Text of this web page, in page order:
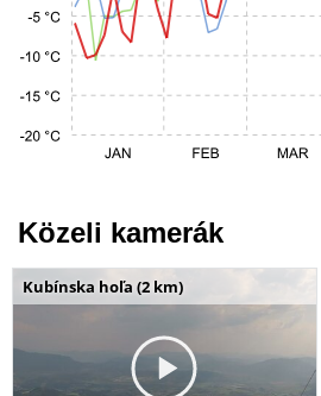
Közeli kamerák
Kubínska hoľa (2 km)